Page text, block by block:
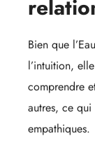
Bien que
l’intuition,
comprendre
autres, ce
empathiques.